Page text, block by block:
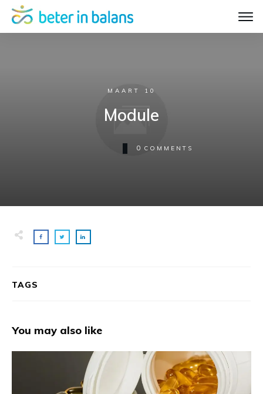
MAART 10
Module
0 COMMENTS
TAGS
You may also like